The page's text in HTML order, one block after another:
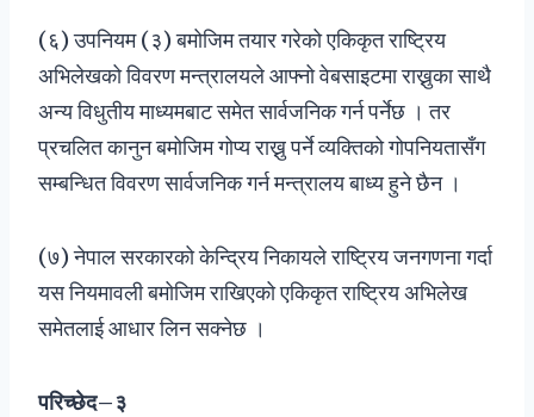
(६) उपनियम (३) बमोजिम तयार गरेको एकिकृत राष्ट्रिय
अभिलेखको विवरण मन्त्रालयले आफ्नो वेबसाइटमा राख्नुका साथै
अन्य विधुतीय माध्यमबाट समेत सार्वजनिक गर्न पर्नेछ । तर
प्रचलित कानुन बमोजिम गोप्य राख्नु पर्ने व्यक्तिको गोपनियतासँग
सम्बन्धित विवरण सार्वजनिक गर्न मन्त्रालय बाध्य हुने छैन ।
(७) नेपाल सरकारको केन्द्रिय निकायले राष्ट्रिय जनगणना गर्दा
यस नियमावली बमोजिम राखिएको एकिकृत राष्ट्रिय अभिलेख
समेतलाई आधार लिन सक्नेछ ।
परिच्छेद–३